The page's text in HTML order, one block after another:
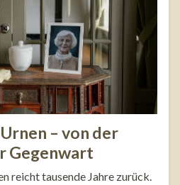
– von der
Gegenwart
reicht tausende Jahre zurück.